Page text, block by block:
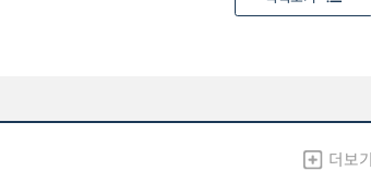
더보기